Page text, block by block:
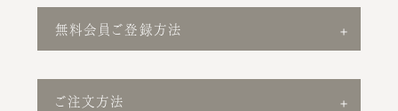
無料会員ご登録方法
ご注文方法